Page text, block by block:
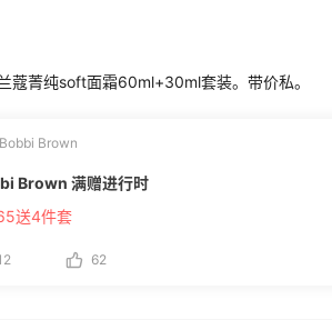
菁纯soft面霜60ml+30ml套装。带价私。
Bobbi Brown
Brown 满赠进行时
送4件套
62